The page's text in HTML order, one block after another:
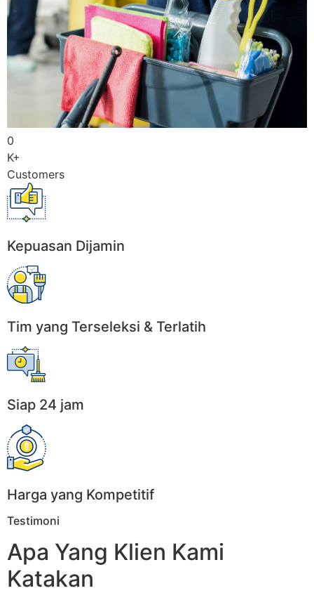
0
K+
Customers
Kepuasan Dijamin
Tim yang Terseleksi & Terlatih
Siap 24 jam
Harga yang Kompetitif
Testimoni
Apa Yang Klien Kami
Katakan